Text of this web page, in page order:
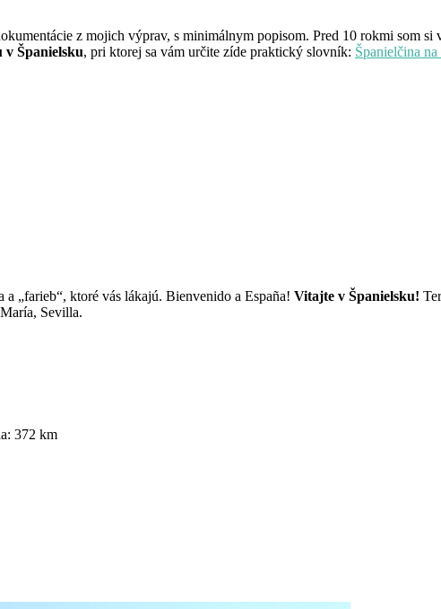
z mojich výprav, s minimálnym popisom. Pred 10 rokmi som si
v Španielsku, pri ktorej sa vám určite zíde praktický slovník: Španielčina
„farieb“, ktoré vás lákajú. Bienvenido a España! Vitajte v Španielsku!
Sevilla.
372 km